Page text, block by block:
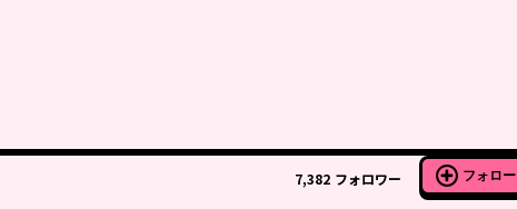
7,382 フォロワー フォロー